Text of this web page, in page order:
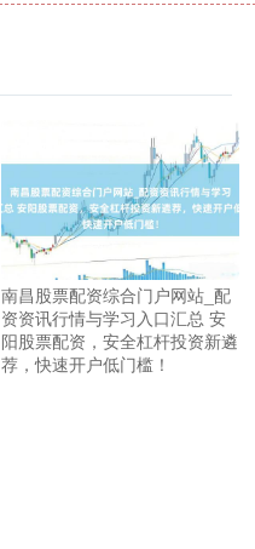
南昌股票配资综合门户网站_配
资资讯行情与学习入口汇总 安
阳股票配资，安全杠杆投资新遴
荐，快速开户低门槛！